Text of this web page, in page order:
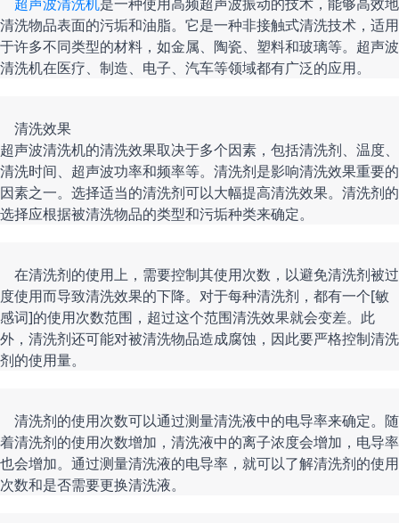
清洗物品表面的污垢和油脂。它是一种非接触式清洗技术，适用
于许多不同类型的材料，如金属、陶瓷、塑料和玻璃等。超声波
超声波清洗机的清洗效果取决于多个因素，包括清洗剂、温度、
清洗时间、超声波功率和频率等。清洗剂是影响清洗效果重要的
因素之一。选择适当的清洗剂可以大幅提高清洗效果。清洗剂的
度使用而导致清洗效果的下降。对于每种清洗剂，都有一个[敏
感词]的使用次数范围，超过这个范围清洗效果就会变差。此
外，清洗剂还可能对被清洗物品造成腐蚀，因此要严格控制清洗
着清洗剂的使用次数增加，清洗液中的离子浓度会增加，电导率
也会增加。通过测量清洗液的电导率，就可以了解清洗剂的使用